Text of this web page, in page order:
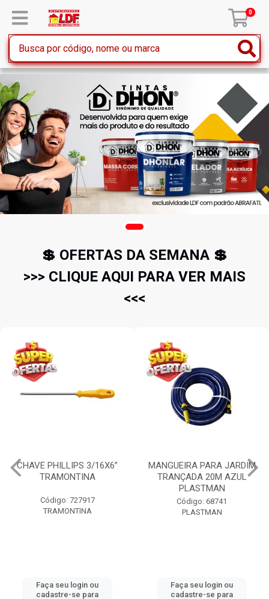
0
💲 OFERTAS DA SEMANA 💲
>>> CLIQUE AQUI PARA VER MAIS
<<<
CHAVE PHILLIPS 3/16X6”
TRAMONTINA
Código: 727917
TRAMONTINA
Faça seu login ou
cadastre-se para
MANGUEIRA PARA JARDIM
TRANÇADA 20M AZUL
PLASTMAN
Código: 68741
PLASTMAN
Faça seu login ou
cadastre-se para